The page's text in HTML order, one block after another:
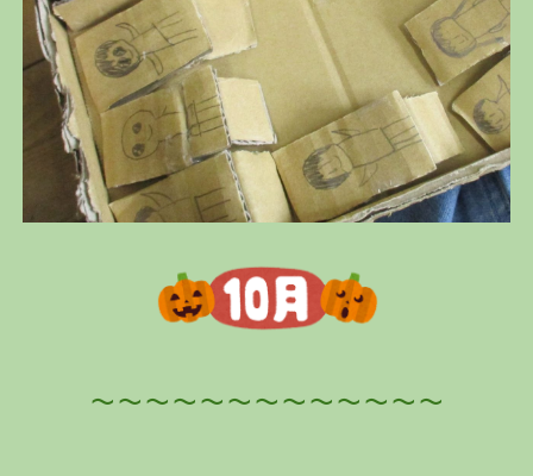
～～～～～～～～～～～～～